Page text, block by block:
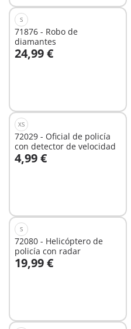
S
71876 - Robo de
diamantes
24,99 €
A la cesta
XS
72029 - Oficial de policía
con detector de velocidad
4,99 €
A la cesta
S
72080 - Helicóptero de
policía con radar
19,99 €